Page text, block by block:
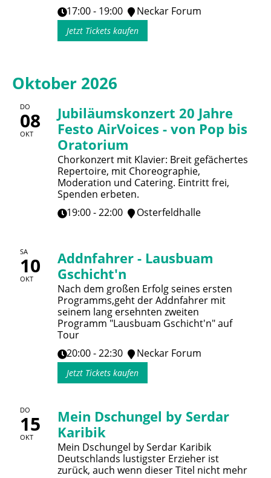
17:00 - 19:00
Neckar Forum
Jetzt Tickets kaufen
Oktober 2026
DO
08
OKT
Jubiläumskonzert 20 Jahre
Festo AirVoices - von Pop bis
Oratorium
Chorkonzert mit Klavier: Breit gefächertes
Repertoire, mit Choreographie,
Moderation und Catering. Eintritt frei,
Spenden erbeten.
19:00 - 22:00
Osterfeldhalle
SA
10
OKT
Addnfahrer - Lausbuam
Gschicht'n
Nach dem großen Erfolg seines ersten
Programms,geht der Addnfahrer mit
seinem lang ersehnten zweiten
Programm "Lausbuam Gschicht'n" auf
Tour
20:00 - 22:30
Neckar Forum
Jetzt Tickets kaufen
DO
15
OKT
Mein Dschungel by Serdar
Karibik
Mein Dschungel by Serdar Karibik
Deutschlands lustigster Erzieher ist
zurück, auch wenn dieser Titel nicht mehr